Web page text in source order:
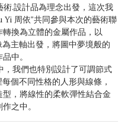
.設計品為理念出發，這次我
周依”共同參與本次的藝術聯
換為立體的金屬作品，以
主軸出發，將圖中夢境般的
中。
我們也特別設計了可調節式
個不同性格的人形與線條，
，將線性的柔軟彈性結合金
之中。